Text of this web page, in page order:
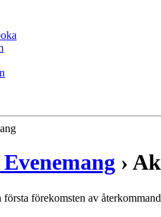
›
första förekomsten av